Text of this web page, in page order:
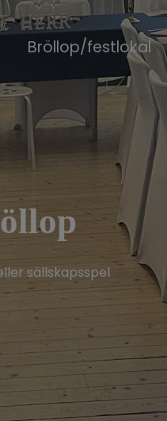
Bröllop/festlokal
sällskapsspel